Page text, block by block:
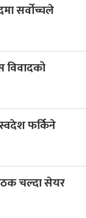
सर्वोच्चले
विवादको
फर्किने
चल्दा सेयर